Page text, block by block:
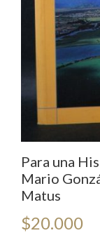
Para una
Mario
Matus
$20.000